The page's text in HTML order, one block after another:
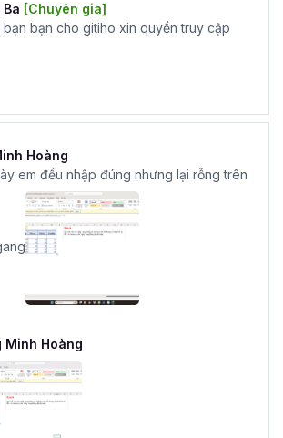
Ba [Chuyên gia]
bạn bạn cho gitiho xin quyền truy cập
Hoàng
em đều nhập đúng nhưng lại rỗng trên
Minh Hoàng